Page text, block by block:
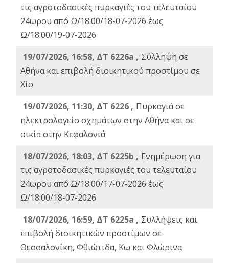
τις αγροτοδασικές πυρκαγιές του τελευταίου
24ωρου από Ω/18:00/18-07-2026 έως
Ω/18:00/19-07-2026
19/07/2026, 16:58, ΔΤ 6226a , Σύλληψη σε
Αθήνα και επιβολή διοικητικού προστίμου σε
Χίο
19/07/2026, 11:30, ΔΤ 6226 , Πυρκαγιά σε
ηλεκτρολογείο οχημάτων στην Αθήνα και σε
οικία στην Κεφαλονιά
18/07/2026, 18:03, ΔΤ 6225b , Ενημέρωση για
τις αγροτοδασικές πυρκαγιές του τελευταίου
24ωρου από Ω/18:00/17-07-2026 έως
Ω/18:00/18-07-2026
18/07/2026, 16:59, ΔT 6225a , Συλλήψεις και
επιβολή διοικητικών προστίμων σε
Θεσσαλονίκη, Φθιώτιδα, Κω και Φλώρινα